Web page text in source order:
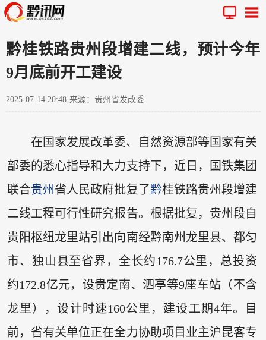
黔桂铁路贵州段增建二线，预计今年
9月底前开工建设
2025-07-14 20:48 来源：贵州省发改委
在国家发展改革委、自然资源部等国家有关
部委的悉心指导和大力支持下，近日，国铁集团
联合贵州 省人民政府批复了黔桂铁路贵州段增建
二线工程可行性研究报告。根据批复，贵州段自
贵阳枢纽龙里站引出向南经黔南州龙里县、都匀
市、独山县至省界，全长约176.7公里，总投资
约172.8亿元，设贵定南、泗亭等9座车站（不含
龙里），设计时速160公里，建设工期4年。目
前，省有关单位正在全力协助项目业主沪昆客专